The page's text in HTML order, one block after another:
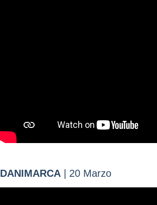
DANIMARCA | 20 Marzo